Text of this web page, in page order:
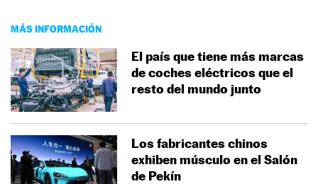
MÁS INFORMACIÓN
El país que tiene más marcas
de coches eléctricos que el
resto del mundo junto
Los fabricantes chinos
exhiben músculo en el Salón
de Pekín